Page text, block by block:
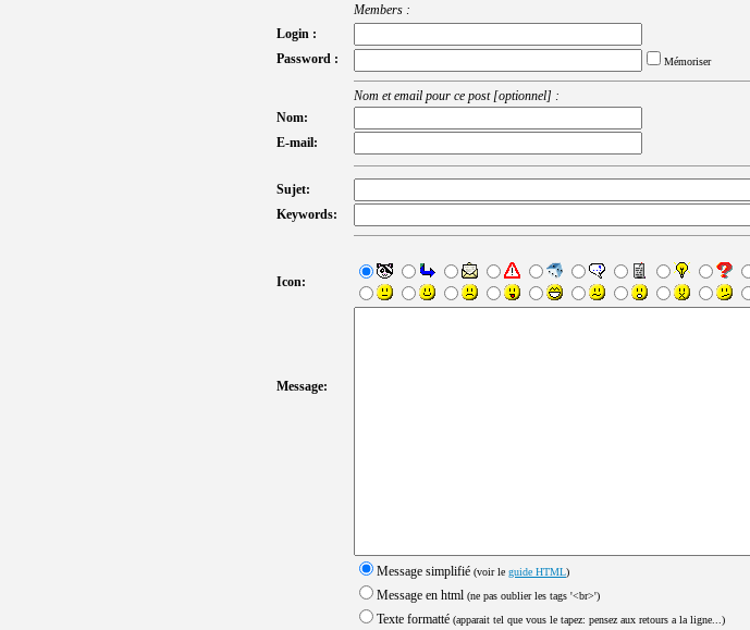
Members :
Login :
Password :
Mémoriser
Nom et email pour ce post [optionnel] :
Nom:
E-mail:
Sujet:
Keywords:
Icon:
Message:
Message simplifié (voir le guide HTML)
Message en html (ne pas oublier les tags '<br>')
Texte formatté (apparait tel que vous le tapez: pensez aux retours a la ligne...)